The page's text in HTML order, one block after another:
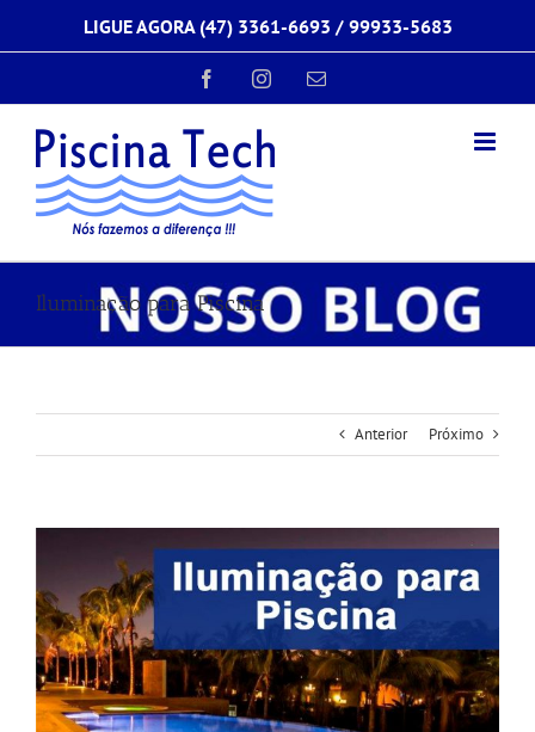
o
LIGUE AGORA (47) 3361-6693 / 99933-5683
FacebookInstagram
E-
Iluminação para Piscina
Anterior Próximo